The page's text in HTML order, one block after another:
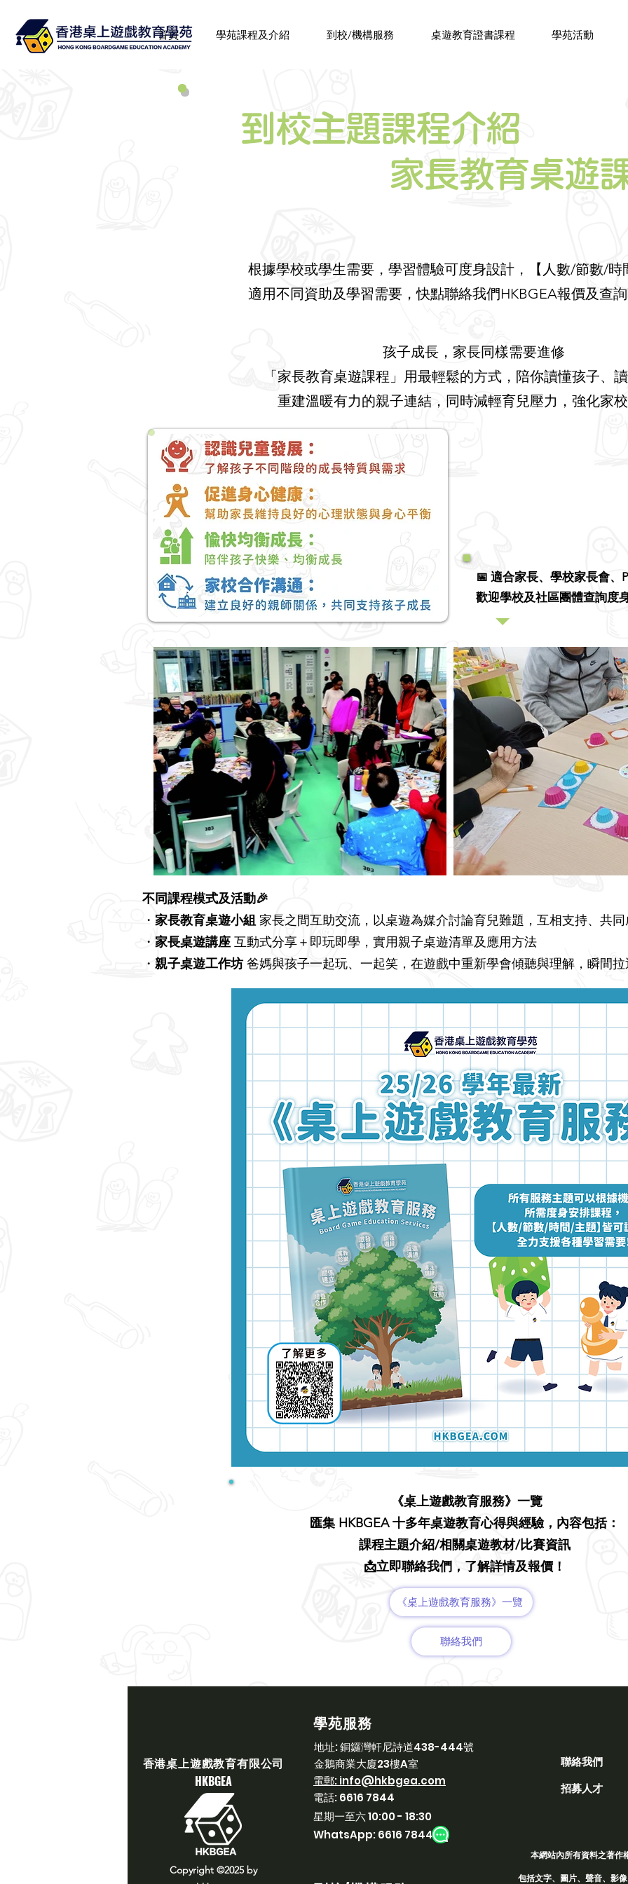
首頁 學苑課程及介紹 ​到校/機構服務 桌遊教育證書課程 學苑活動
到校主題課程介紹
家長教育桌遊
根據學校或學生需要，學習體驗可度身設計，【人數/節數/
適用不同資助及學習需要，快點聯絡我們HKBGEA報價及查
孩子成長，家長同樣需要進修
「家長教育桌遊課程」用最輕鬆的方式，陪你讀懂孩子、
重建溫暖有力的親子連結，同時減輕育兒壓力，強化家
📅 適合家長、學校家長會、
歡迎學校及社區團體查詢度
不同課程模式及活動🎉
・ 家長教育桌遊小組 家長之間互助交流，以桌遊為媒介討論育兒難題，互相支持、共
・ 家長桌遊講座 互動式分享＋即玩即學，實用親子桌遊清單及應用方法
・ 親子桌遊工作坊爸媽與孩子一起玩、一起笑，在遊戲中重新學會傾聽與理解，瞬間
《桌上遊戲教育服務》一覽
匯集 HKBGEA 十多年桌遊教育心得與經驗，內容包括：
課程主題介紹/相關桌遊教材/比賽資訊
📩立即聯絡我們，了解詳情及報價！
《桌上遊戲教育服務》一覽
聯絡我們
​香港桌上遊戲教育有限公司
​HKBGEA
Copyright ©2025by
學苑服務
​地址:銅鑼灣軒尼詩道438-444號
金鵝商業大廈23樓A室
​電郵:info@hkbgea.com
電話:6616 7844
星期一至六 10:00 - 18:30
WhatsApp: 6616 7844
聯絡我們
招募人才
本網站內所有資料之著作
包括文字、圖片、聲音、影